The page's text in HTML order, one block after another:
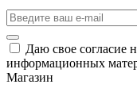
Даю свое согласие
информационных
Магазин